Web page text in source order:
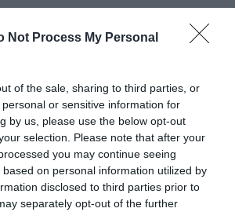
Not Process My Personal
of the sale, sharing to third parties, or
or sensitive information for
by us, please use the below opt-out
selection. Please note that after your
you may continue seeing
on personal information utilized by
disclosed to third parties prior to
separately opt-out of the further
styling στην άλλη. Η
πολύ λεπτή μύτη του
να σχηματίσεις τα
φρύδια με μεγάλη
ακρίβεια, καθώς και να
τα γεμίσεις εύκολα
χρησιμοποιώντας όση
ποσότητα χρειάζεται.